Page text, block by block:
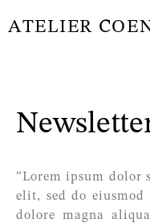
ATELIER
“Lorem ipsum dolor
elit, sed do
dolore magna